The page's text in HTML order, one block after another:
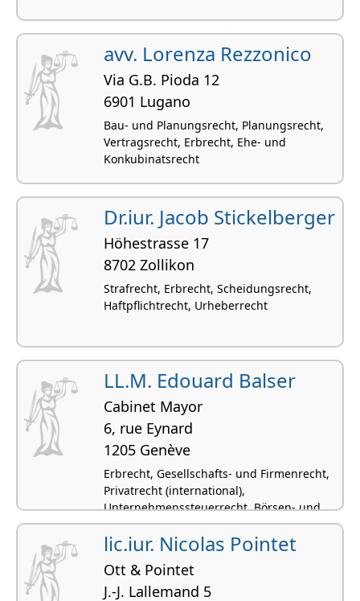
avv. Lorenza Rezzonico
Via G.B. Pioda 12
6901 Lugano
Bau- und Planungsrecht, Planungsrecht,
Vertragsrecht, Erbrecht, Ehe- und
Konkubinatsrecht
Dr.iur. Jacob Stickelberger
Höhestrasse 17
8702 Zollikon
Strafrecht, Erbrecht, Scheidungsrecht,
Haftpflichtrecht, Urheberrecht
LL.M. Edouard Balser
Cabinet Mayor
6, rue Eynard
1205 Genève
Erbrecht, Gesellschafts- und Firmenrecht,
Privatrecht (international),
Unternehmenssteuerrecht, Börsen- und
Kapitalmarktrecht
lic.iur. Nicolas Pointet
Ott & Pointet
J.-J. Lallemand 5